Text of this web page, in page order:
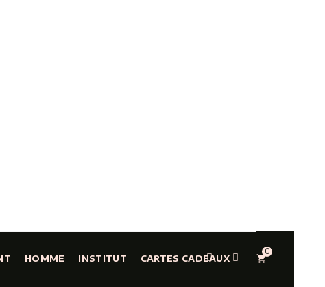
HOMME INSTITUT CARTES CADEAUX shopping_cart
0